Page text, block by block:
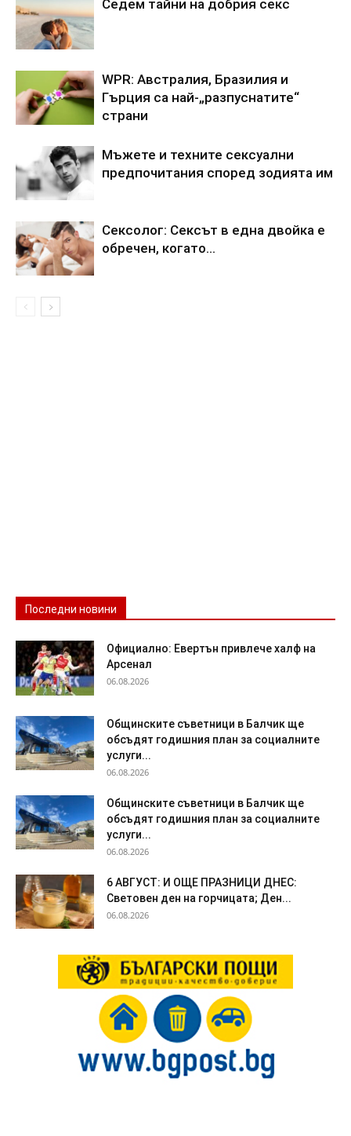
Седем тайни на добрия секс
WPR: Австралия, Бразилия и
Гърция са най-„разпуснатите“
страни
Мъжете и техните сексуални
предпочитания според зодията им
Сексолог: Сексът в една двойка е
обречен, когато…
Последни новини
Официално: Евертън привлече халф на
Арсенал
06.08.2026
Общинските съветници в Балчик ще
обсъдят годишния план за социалните
услуги...
06.08.2026
Общинските съветници в Балчик ще
обсъдят годишния план за социалните
услуги...
06.08.2026
6 АВГУСТ: И ОЩЕ ПРАЗНИЦИ ДНЕС:
Световен ден на горчицата; Ден...
06.08.2026